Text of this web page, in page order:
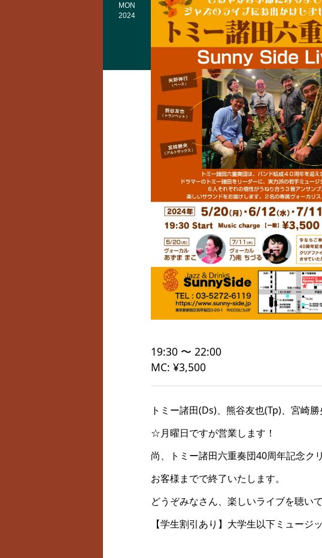
MON
2024
19:30 〜 22:00
MC: ¥3,500
トミー諸田(Ds)、熊谷友也(Tp)、宮崎
☆月曜日ですが営業します！
尚、トミー諸田六重奏団40周年記念ク
お客様までで終了いたします。
どうぞみなさん、楽しいライブを聴い
【学生割引あり】大学生以下ミュージ